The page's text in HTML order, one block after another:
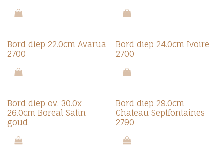
Bord diep 22.0cm Avarua
2700
Bord diep 24.0cm Ivoire
2700
Bord diep ov. 30.0x
26.0cm Boreal Satin
goud
Bord diep 29.0cm
Chateau Septfontaines
2790